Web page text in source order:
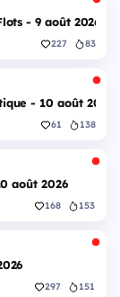
- 9 août 2026
227 83
- 10 août 2026
61 138
août 2026
168 153
297 151